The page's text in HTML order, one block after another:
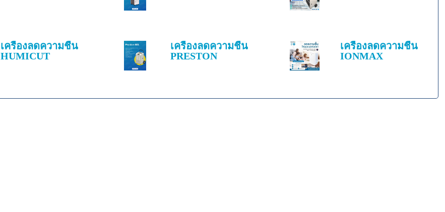
เครื่องลดความชื้น
HUMICUT
เครื่องลดความชื้น
PRESTON
เครื่องลดความชื้น
IONMAX